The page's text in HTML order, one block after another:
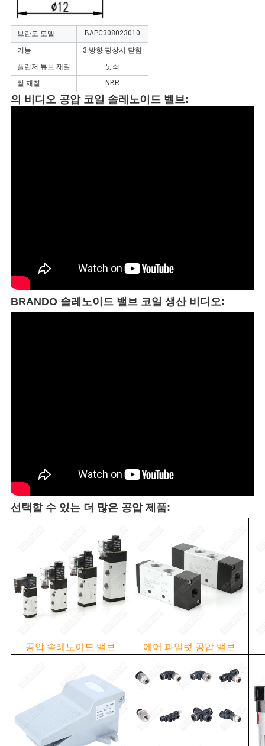
브란도 모델 BAPC308023010
기능
3 방향 평상시 닫힘
플런저 튜브 재질
놋쇠
씰 재질
NBR
의 비디오 공압 코일 솔레노이드 벨브:
BRANDO 솔레노이드 밸브 코일 생산 비디오:
선택할 수 있는 더 많은 공압 제품:
공압 솔레노이드 밸브 에어 파일럿 공압 밸브